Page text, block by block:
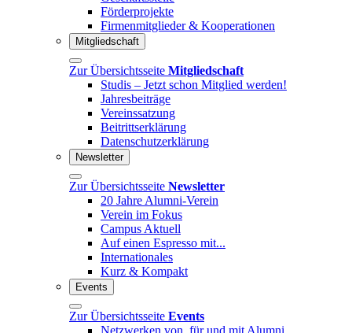
Förderprojekte
Firmenmitglieder & Kooperationen
Mitgliedschaft
Zur Übersichtsseite Mitgliedschaft
Studis – Jetzt schon Mitglied werden!
Jahresbeiträge
Vereinssatzung
Beitrittserklärung
Datenschutzerklärung
Newsletter
Zur Übersichtsseite Newsletter
20 Jahre Alumni-Verein
Verein im Fokus
Campus Aktuell
Auf einen Espresso mit...
Internationales
Kurz & Kompakt
Events
Zur Übersichtsseite Events
Netzwerken von, für und mit Alumni